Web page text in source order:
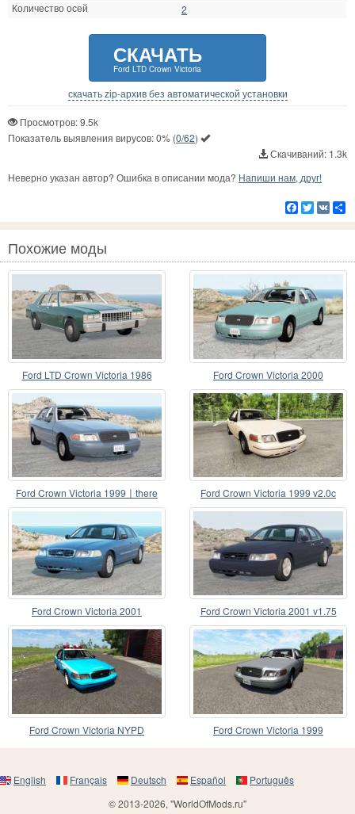
Количество осей
2
СКАЧАТЬ
Ford LTD Crown Victoria
скачать zip-архив без автоматической установки
Просмотров: 9.5k
Показатель выявления вирусов:0% (0/62)
Скачиваний: 1.3k
Неверно указан автор? Ошибка в описании мода? Напиши нам, друг!
Facebook
Twitter
VK
Похожие моды
Ford LTD Crown Victoria 1986 Ford Crown Victoria 2000
Ford Crown Victoria 1999〡there
are config
Ford Crown Victoria 1999 v2.0c
Ford Crown Victoria 2001 Ford Crown Victoria 2001 v1.75
Ford Crown Victoria NYPD Ford Crown Victoria 1999
English Français Deutsch Español
Português
© 2013-2026, "WorldOfMods.ru"